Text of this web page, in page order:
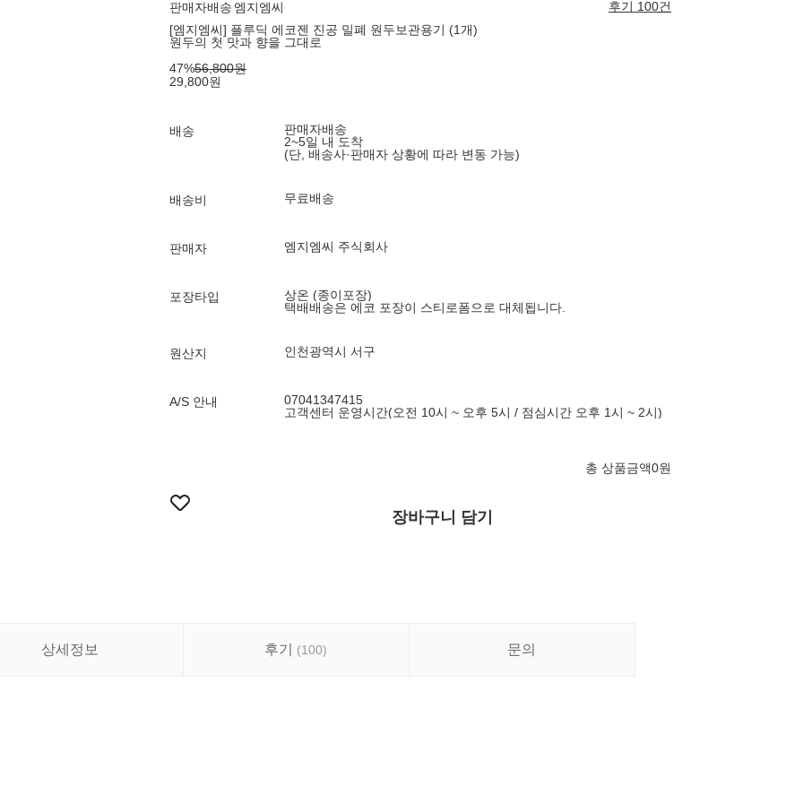
판매자배송 엠지엠씨
후기 100건
[엠지엠씨] 플루딕 에코젠 진공 밀폐 원두보관용기 (1개)
원두의 첫 맛과 향을 그대로
47%56,800원
29,800원
배송
판매자배송
2~5일 내 도착
(단, 배송사·판매자 상황에 따라 변동 가능)
배송비 무료배송
판매자 엠지엠씨 주식회사
포장타입
상온 (종이포장)
택배배송은 에코 포장이 스티로폼으로 대체됩니다.
원산지 인천광역시 서구
A/S 안내
07041347415
고객센터 운영시간(오전 10시 ~ 오후 5시 / 점심시간 오후 1시 ~ 2시)
총 상품금액0원
장바구니 담기
상세정보 후기 (100) 문의